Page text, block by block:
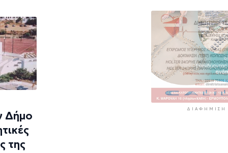
Δήμο
της
προορισμούς
πίεση
4 ώρες 39 λεπτά
ΔΙΑΦΉΜΙΣΗ